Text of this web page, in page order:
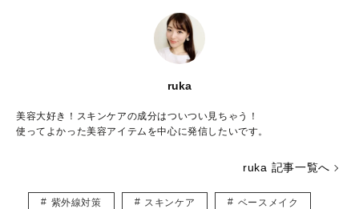
ruka
美容大好き！スキンケアの成分はついつい見ちゃう！
使ってよかった美容アイテムを中心に発信したいです。
ruka 記事一覧へ
紫外線対策 スキンケア ベースメイク